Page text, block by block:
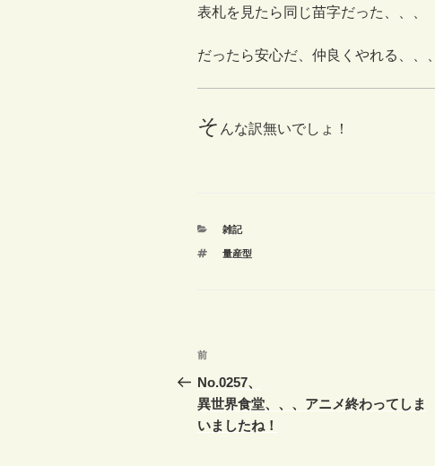
表札を見たら同じ苗字だった、、、
だったら安心だ、仲良くやれる、、、
そ んな訳無いでしょ！
カ
ゴ
雑記
タ
量産型
投
稿
ナ
前
の
投
稿
前
No.0257、
異世界食堂、、、アニメ終わってしま
いましたね！